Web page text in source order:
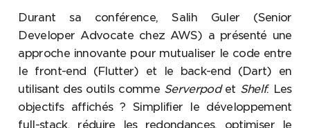
Durant sa conférence, Salih Guler (Senior
Developer Advocate chez AWS) a présenté une
approche innovante pour mutualiser le code entre
le front-end (Flutter) et le back-end (Dart) en
utilisant des outils comme Serverpodet Shelf. Les
objectifs affichés ? Simplifier le développement
full-stack, réduire les redondances, optimiser le